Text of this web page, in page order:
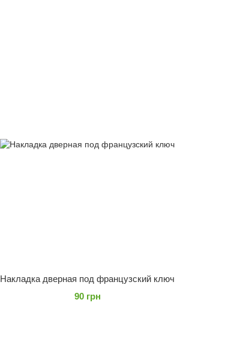
Накладка дверная под французский ключ
90 грн